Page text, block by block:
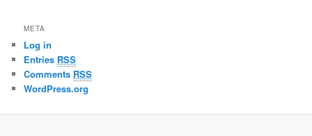
META
Log in
Entries RSS
Comments RSS
WordPress.org